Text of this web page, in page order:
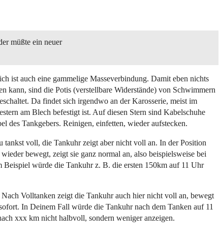
müßte ein neuer
ist auch eine gammelige Masseverbindung. Damit eben nichts
kann, sind die Potis (verstellbare Widerstände) von Schwimmern
Da findet sich irgendwo an der Karosserie, meist im
am Blech befestigt ist. Auf diesen Stern sind Kabelschuhe
des Tankgebers. Reinigen, einfetten, wieder aufstecken.
tankst voll, die Tankuhr zeigt aber nicht voll an. In der Position
bewegt, zeigt sie ganz normal an, also beispielsweise bei
würde die Tankuhr z. B. die ersten 150km auf 11 Uhr
Volltanken zeigt die Tankuhr auch hier nicht voll an, bewegt
In Deinem Fall würde die Tankuhr nach dem Tanken auf 11
xxx km nicht halbvoll, sondern weniger anzeigen.